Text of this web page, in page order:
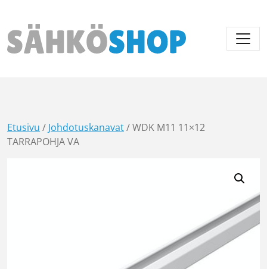
Päävalikko
Etusivu / Johdotuskanavat/ WDK M11 11×12
TARRAPOHJA VA